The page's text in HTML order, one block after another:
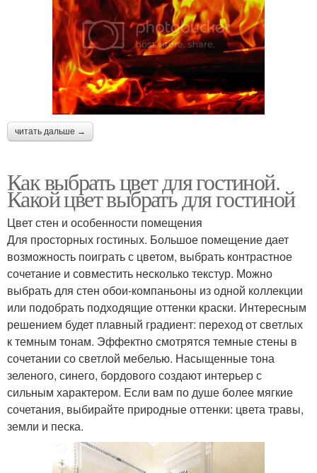
читать дальше →
Как выбрать цвет для гостиной.
Какой цвет выбрать для гостиной
Цвет стен и особенности помещения
Для просторных гостиных. Большое помещение дает
возможность поиграть с цветом, выбрать контрастное
сочетание и совместить несколько текстур. Можно
выбрать для стен обои-компаньоны из одной коллекции
или подобрать подходящие оттенки краски. Интересным
решением будет плавный градиент: переход от светлых
к темным тонам. Эффектно смотрятся темные стены в
сочетании со светлой мебелью. Насыщенные тона
зеленого, синего, бордового создают интерьер с
сильным характером. Если вам по душе более мягкие
сочетания, выбирайте природные оттенки: цвета травы,
земли и песка.